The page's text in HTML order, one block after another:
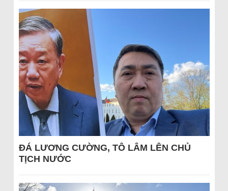
ĐÁ LƯƠNG CƯỜNG, TÔ LÂM LÊN CHỦ
TỊCH NƯỚC